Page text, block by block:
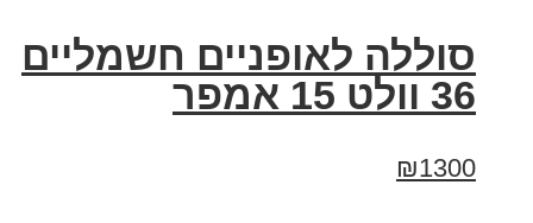
סוללה לאופניים חשמליים
36 וולט 15 אמפר
₪1300